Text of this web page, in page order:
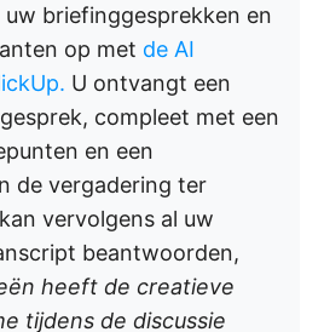
uw briefinggesprekken en
op met de AI
U ontvangt een
compleet met een
en een
de vergadering ter
vervolgens al uw
beantwoorden,
heeft de creatieve
tijdens de discussie